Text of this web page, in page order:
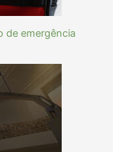
de emergência